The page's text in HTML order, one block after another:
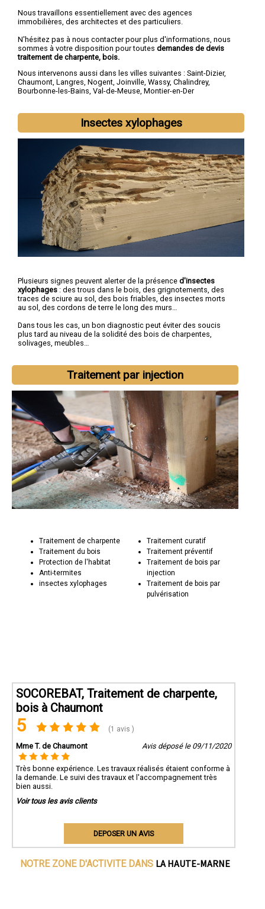
Nous travaillons essentiellement avec des agences
immobilières, des architectes et des particuliers.
N'hésitez pas à nous contacter pour plus d'informations, nous
sommes à votre disposition pour toutes demandes de devis
traitement de charpente, bois.
Nous intervenons aussi dans les villes suivantes : Saint-Dizier,
Chaumont, Langres, Nogent, Joinville, Wassy, Chalindrey,
Bourbonne-les-Bains, Val-de-Meuse, Montier-en-Der
Insectes xylophages
Plusieurs signes peuvent alerter de la présence d'insectes
xylophages : des trous dans le bois, des grignotements, des
traces de sciure au sol, des bois friables, des insectes morts
au sol, des cordons de terre le long des murs…
Dans tous les cas, un bon diagnostic peut éviter des soucis
plus tard au niveau de la solidité des bois de charpentes,
solivages, meubles…
Traitement par injection
Traitement de charpente
Traitement du bois
Protection de l'habitat
Anti-termites
insectes xylophages
Traitement curatif
Traitement préventif
Traitement de bois par
injection
Traitement de bois par
pulvérisation
SOCOREBAT, Traitement de charpente,
bois à Chaumont
5 (1 avis )
Mme T. de Chaumont Avis déposé le 09/11/2020
Très bonne expérience. Les travaux réalisés étaient conforme à
la demande. Le suivi des travaux et l'accompagnement très
bien aussi.
Voir tous les avis clients
DEPOSER UN AVIS
NOTRE ZONE D'ACTIVITE DANS LA HAUTE-MARNE